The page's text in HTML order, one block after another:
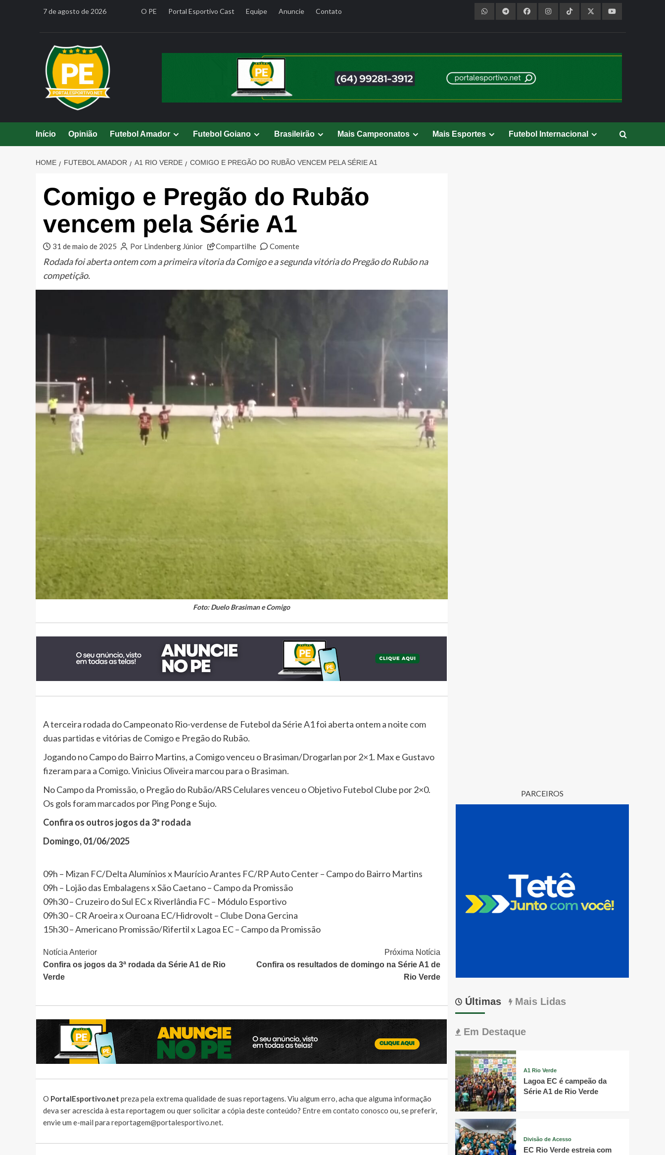
7 de agosto de 2026 O PE Portal Esportivo Cast Equipe Anuncie Contato
Início Opinião Futebol Amador Futebol Goiano Brasileirão Mais Campeonatos Mais Esportes Futebol Internacional
HOME FUTEBOL AMADOR A1 RIO VERDE COMIGO E PREGÃO DO RUBÃO VENCEM PELA SÉRIE A1
Comigo e Pregão do Rubão
vencem pela Série A1
31 de maio de 2025 Por Lindenberg Júnior Compartilhe Comente
Rodada foi aberta ontem com a primeira vitoria da Comigo e a segunda vitória do Pregão do Rubão na
competição.
Foto: Duelo Brasiman e Comigo
A terceira rodada do Campeonato Rio-verdense de Futebol da Série A1 foi aberta ontem a noite com
duas partidas e vitórias de Comigo e Pregão do Rubão.
Jogando no Campo do Bairro Martins, a Comigo venceu o Brasiman/Drogarlan por 2×1. Max e Gustavo
fizeram para a Comigo. Vinicius Oliveira marcou para o Brasiman.
No Campo da Promissão, o Pregão do Rubão/ARS Celulares venceu o Objetivo Futebol Clube por 2×0.
Os gols foram marcados por Ping Pong e Sujo.
Confira os outros jogos da 3ª rodada
Domingo, 01/06/2025
09h – Mizan FC/Delta Alumínios x Maurício Arantes FC/RP Auto Center – Campo do Bairro Martins
09h – Lojão das Embalagens x São Caetano – Campo da Promissão
09h30 – Cruzeiro do Sul EC x Riverlândia FC – Módulo Esportivo
09h30 – CR Aroeira x Ouroana EC/Hidrovolt – Clube Dona Gercina
15h30 – Americano Promissão/Rifertil x Lagoa EC – Campo da Promissão
Continue
Lendo
Notícia Anterior
Confira os jogos da 3ª rodada da Série A1 de Rio
Verde
Próxima Notícia
Confira os resultados de domingo na Série A1 de
Rio Verde
O PortalEsportivo.net preza pela extrema qualidade de suas reportagens. Viu algum erro, acha que alguma informação
deva ser acrescida à esta reportagem ou quer solicitar a cópia deste conteúdo? Entre em contato conosco ou, se preferir,
envie um e-mail para reportagem@portalesportivo.net.
PARCEIROS
Últimas Mais Lidas
Em Destaque
A1 Rio Verde
Lagoa EC é campeão da
Série A1 de Rio Verde
Divisão de Acesso
EC Rio Verde estreia com